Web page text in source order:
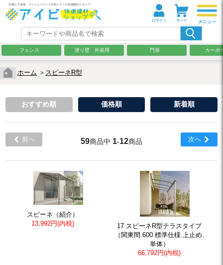
フェンス 塗り壁 外装用 門扉 カーポ
ホーム ＞ スピーネR型
おすすめ順 価格順 新着順
前へ 59商品中 1-12商品 次へ
スピーネ（紹介）
13,992円(内税)
17 スピーネR型テラスタイプ
（関東間.600.標準仕様.上止め.
単体）
66,792円(内税)